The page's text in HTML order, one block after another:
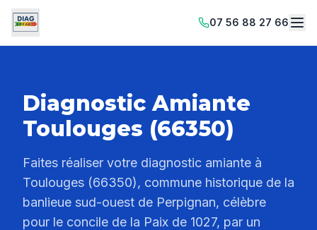
07 56 88 27 66
Diagnostic Amiante
Toulouges (66350)
Faites réaliser votre diagnostic amiante à
Toulouges (66350), commune historique de la
banlieue sud-ouest de Perpignan, célèbre
pour le concile de la Paix de 1027, par un